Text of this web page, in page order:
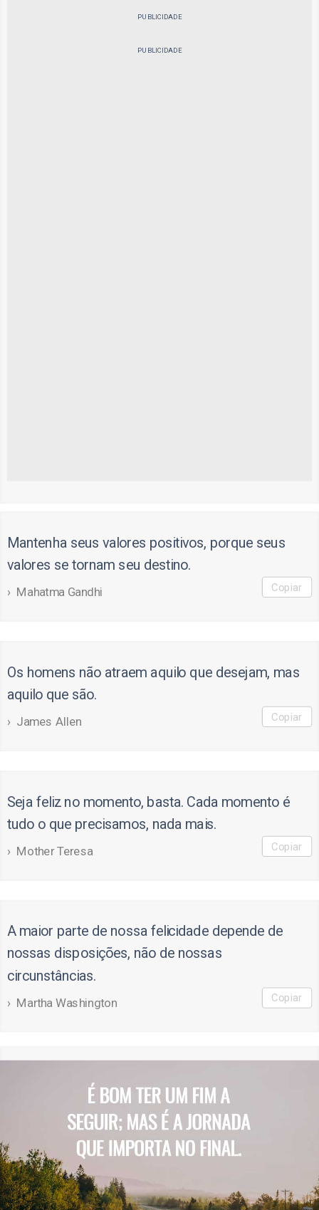
PUBLICIDADE
PUBLICIDADE
Mantenha seus valores positivos, porque seus
valores se tornam seu destino.
Mahatma Gandhi Copiar
Os homens não atraem aquilo que desejam, mas
aquilo que são.
James Allen Copiar
Seja feliz no momento, basta. Cada momento é
tudo o que precisamos, nada mais.
Mother Teresa Copiar
A maior parte de nossa felicidade depende de
nossas disposições, não de nossas
circunstâncias.
Martha Washington Copiar